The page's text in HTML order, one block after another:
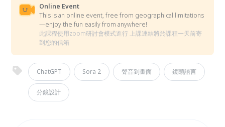
Online Event
This is an online event, free from geographical limitations
—enjoy the fun easily from anywhere!
此課程使用zoom研討會模式進行 上課連結將於課程一天前寄
到您的信箱
ChatGPT Sora 2 聲音到畫面 鏡頭語言
分鏡設計